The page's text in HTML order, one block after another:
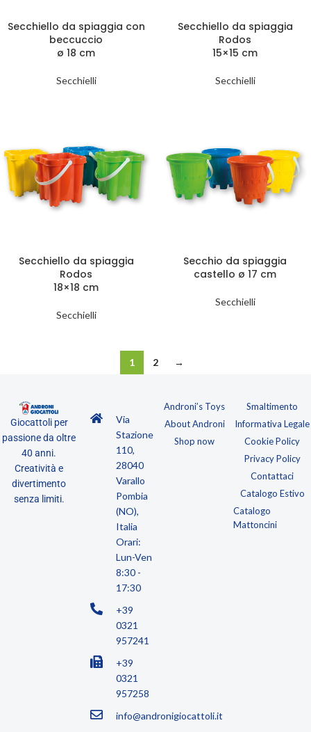
Secchiello da spiaggia con
beccuccio
ø 18 cm
Secchielli
Secchiello da spiaggia
Rodos
15×15 cm
Secchielli
Secchiello da spiaggia
Rodos
18×18 cm
Secchielli
Secchio da spiaggia
castello ø 17 cm
Secchielli
1 2 →
Giocattoli per
passione da oltre
40 anni.
Creatività e
divertimento
senza limiti.
Via
Stazione
110,
28040
Varallo
Pombia
(NO),
Italia
Orari:
Lun-Ven
8:30 -
17:30
+39
0321
957241
+39
0321
957258
info@andronigiocattoli.it
Androni’s Toys
About Androni
Shop now
Smaltimento
Informativa Legale
Cookie Policy
Privacy Policy
Contattaci
Catalogo Estivo
Catalogo
Mattoncini